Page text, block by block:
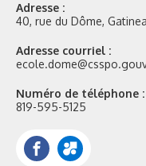
Adresse :
40, rue du Dôme,
Adresse courriel :
Numéro de téléphone :
819-595-5125
Facebook
Portail
Mozaik